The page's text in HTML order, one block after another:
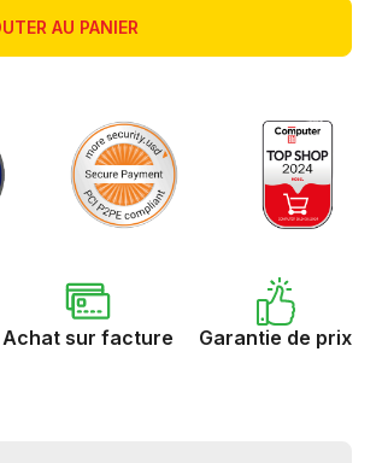
AU PANIER
Achat sur facture Garantie de prix